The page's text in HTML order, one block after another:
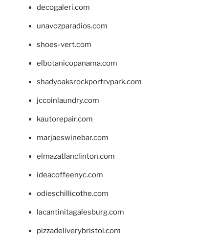
decogaleri.com
unavozparadios.com
shoes-vert.com
elbotanicopanama.com
shadyoaksrockportrvpark.com
jccoinlaundry.com
kautorepair.com
marjaeswinebar.com
elmazatlanclinton.com
ideacoffeenyc.com
odieschillicothe.com
lacantinitagalesburg.com
pizzadeliverybristol.com